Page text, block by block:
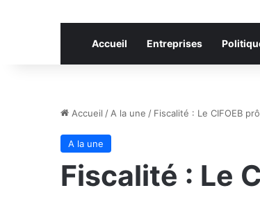
Accueil Entreprises
Accueil / A la une / Fiscalité : Le CIFOEB
A la une
Fiscalité : Le